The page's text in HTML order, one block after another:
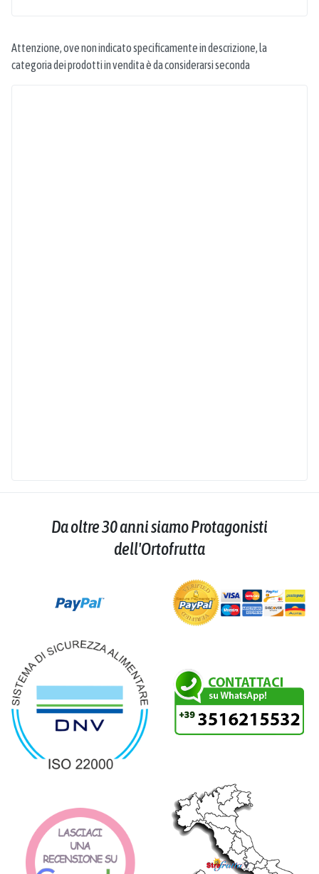
Attenzione, ove non indicato specificamente in descrizione, la
categoria dei prodotti in vendita è da considerarsi seconda
Da oltre 30 anni siamo Protagonisti
dell'Ortofrutta